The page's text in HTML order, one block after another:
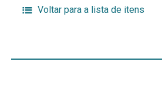
Voltar para a lista de itens